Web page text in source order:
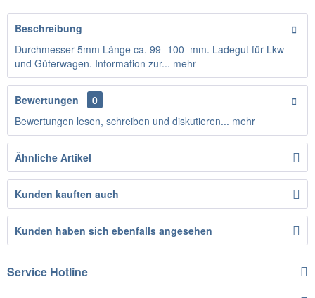
Beschreibung
Durchmesser 5mm Länge ca. 99 -100 mm. Ladegut für Lkw
und Güterwagen. Information zur... mehr
Bewertungen
0
Bewertungen lesen, schreiben und diskutieren... mehr
Ähnliche Artikel
Kunden kauften auch
Kunden haben sich ebenfalls angesehen
Service Hotline